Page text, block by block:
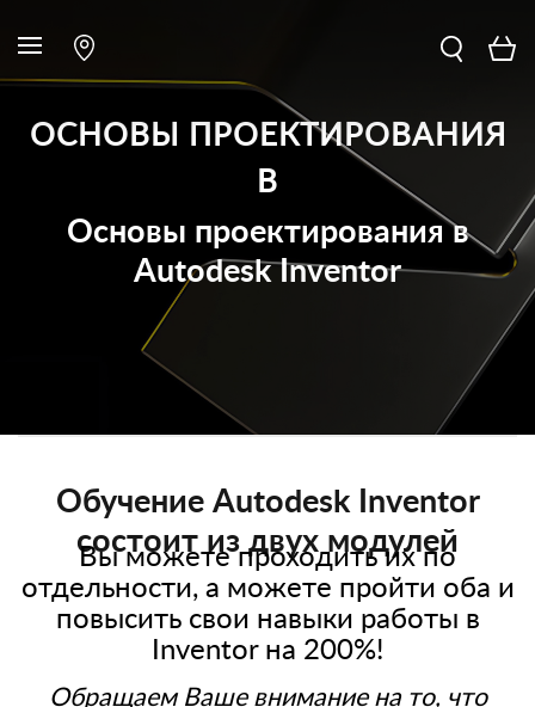
ОСНОВЫ ПРОЕКТИРОВАНИЯ
В
Основы проектирования в
Autodesk Inventor
Обучение Autodesk Inventor
состоит из двух модулей
Вы можете проходить их по
отдельности, а можете пройти оба и
повысить свои навыки работы в
Inventor на 200%!
Обращаем Ваше внимание на то, что